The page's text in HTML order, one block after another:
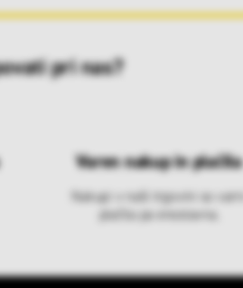
pri nas?
Varen nakup in plačila
Nakupi v naši trgovini so varni
plačila pa enostavna.